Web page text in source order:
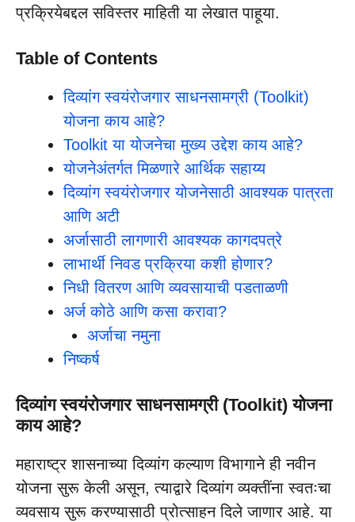
प्रक्रियेबद्दल सविस्तर माहिती या लेखात पाहूया.
Table of Contents
दिव्यांग स्वयंरोजगार साधनसामग्री (Toolkit)
योजना काय आहे?
Toolkit या योजनेचा मुख्य उद्देश काय आहे?
योजनेअंतर्गत मिळणारे आर्थिक सहाय्य
दिव्यांग स्वयंरोजगार योजनेसाठी आवश्यक पात्रता
आणि अटी
अर्जासाठी लागणारी आवश्यक कागदपत्रे
लाभार्थी निवड प्रक्रिया कशी होणार?
निधी वितरण आणि व्यवसायाची पडताळणी
अर्ज कोठे आणि कसा करावा?
अर्जाचा नमुना
निष्कर्ष
दिव्यांग स्वयंरोजगार साधनसामग्री (Toolkit) योजना
काय आहे?
​महाराष्ट्र शासनाच्या दिव्यांग कल्याण विभागाने ही नवीन
योजना सुरू केली असून, त्याद्वारे दिव्यांग व्यक्तींना स्वतःचा
व्यवसाय सुरू करण्यासाठी प्रोत्साहन दिले जाणार आहे. या